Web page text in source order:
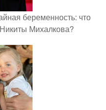
беременность: что
Михалкова?